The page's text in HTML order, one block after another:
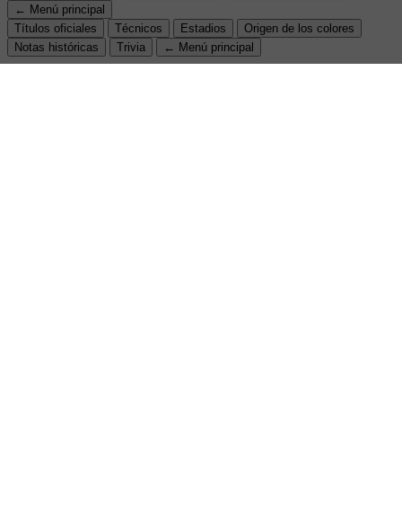
← Menú principal
Títulos oficiales
Técnicos Estadios
Origen de los colores
Notas históricas
Trivia ← Menú principal